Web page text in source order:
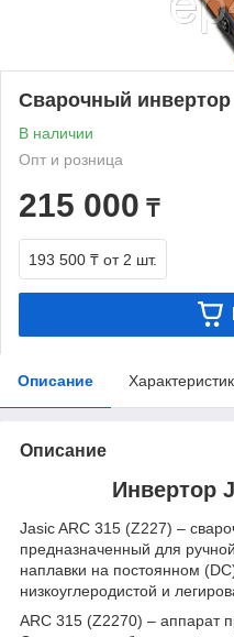
Сварочный инвертор
В наличии
Опт и розница
215 000 ₸
193 500 ₸ от 2 шт.
Описание
Описание
Инвертор
Jasic ARC 315 (Z227) –
предназначенный для
наплавки на постоянном
низкоуглеродистой и
ARC 315 (Z2270) – аппарат